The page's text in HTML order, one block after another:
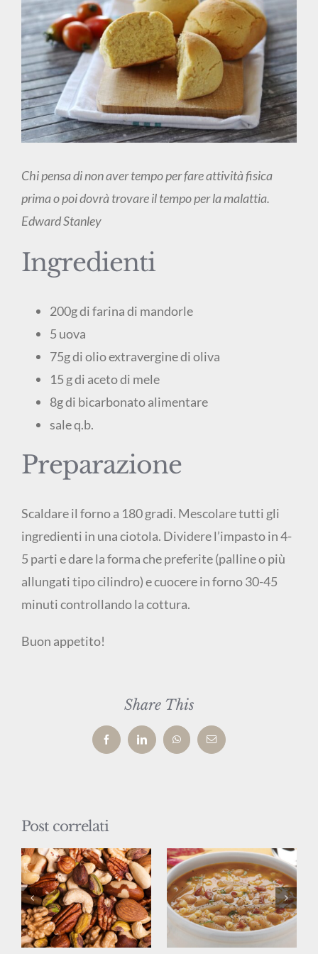
Chi pensa di non aver tempo per fare attività fisica
prima o poi dovrà trovare il tempo per la malattia.
Edward Stanley
Ingredienti
200g di farina di mandorle
5 uova
75g di olio extravergine di oliva
15 g di aceto di mele
8g di bicarbonato alimentare
sale q.b.
Preparazione
Scaldare il forno a 180 gradi. Mescolare tutti gli
ingredienti in una ciotola. Dividere l’impasto in 4-
5 parti e dare la forma che preferite (palline o più
allungati tipo cilindro) e cuocere in forno 30-45
minuti controllando la cottura.
Buon appetito!
Share This
FacebookLinkedInWhatsAppEmail
Post correlati
“Parmigiano”
vegetale
Pasta e legumi
cremosissima